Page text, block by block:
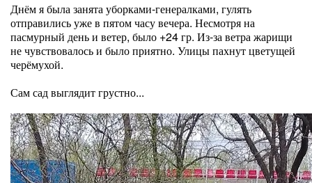
Днём я была занята уборками-генералками, гулять
отправились уже в пятом часу вечера. Несмотря на
пасмурный день и ветер, было +24 гр. Из-за ветра жарищи
не чувствовалось и было приятно. Улицы пахнут цветущей
черёмухой.
Сам сад выглядит грустно...